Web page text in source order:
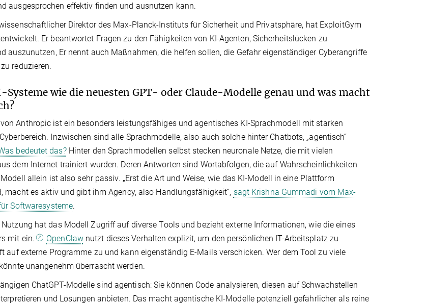
ausgesprochen effektiv finden und ausnutzen kann.
Direktor des Max-Planck-Instituts für Sicherheit und Privatsphäre, hat ExploitGym
Er beantwortet Fragen zu den Fähigkeiten von KI-Agenten, Sicherheitslücken zu
auszunutzen, Er nennt auch Maßnahmen, die helfen sollen, die Gefahr eigenständiger Cyberangriffe
reduzieren.
Systeme wie die neuesten GPT- oder Claude-Modelle genau und was macht
Anthropic ist ein besonders leistungsfähiges und agentisches KI-Sprachmodell mit starken
Inzwischen sind alle Sprachmodelle, also auch solche hinter Chatbots, „agentisch“
bedeutet das?Hinter den Sprachmodellen selbst stecken neuronale Netze, die mit vielen
dem Internet trainiert wurden. Deren Antworten sind Wortabfolgen, die auf Wahrscheinlichkeiten
allein ist also sehr passiv. „Erst die Art und Weise, wie das KI-Modell in eine Plattform
macht es aktiv und gibt ihm Agency, also Handlungsfähigkeit“, sagt Krishna Gummadi vom Max-
Softwaresysteme.
hat das Modell Zugriff auf diverse Tools und bezieht externe Informationen, wie die eines
mit ein.
OpenClawnutzt dieses Verhalten explizit, um den persönlichen IT-Arbeitsplatz zu
auf externe Programme zu und kann eigenständig E-Mails verschicken. Wer dem Tool zu viele
unangenehm überrascht werden.
ChatGPT-Modelle sind agentisch: Sie können Code analysieren, diesen auf Schwachstellen
und Lösungen anbieten. Das macht agentische KI-Modelle potenziell gefährlicher als reine